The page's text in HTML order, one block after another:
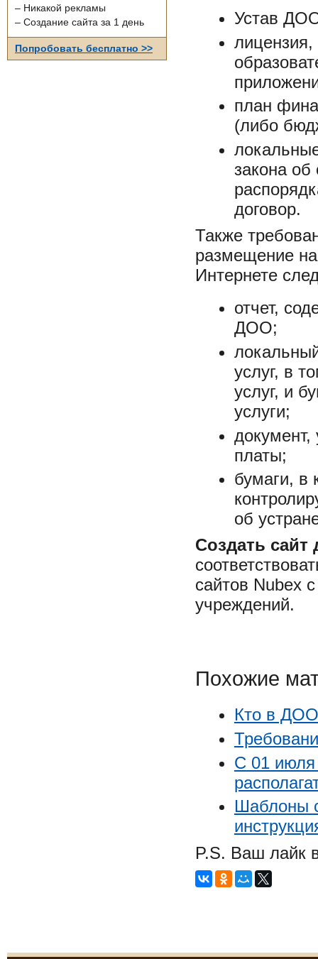
– Никакой рекламы
– Создание сайта за 1 день
Попробовать бесплатно >>
Устав
план
(либо
закона об
договор.
Также
размещение
Интернете
отчет,
ДОО;
услуг, в
услуг, и
услуги;
платы;
бумаги, в
об
Создать сайт
сайтов Nubex
учреждений.
Похожие
Кто в ДОО
С 01 июля
Шаблоны
P.S. Ваш лайк